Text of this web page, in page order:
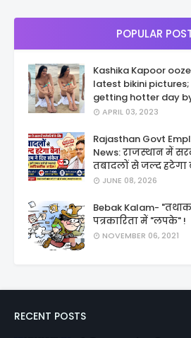
POPULAR
Kashika Kapoor
latest bikini
getting hotter day
APRIL 03, 2023
Rajasthan Govt
News: राजस्थान में
तबादलों से जल्द
JUNE 08, 2026
Bebak Kalam-
पत्रकारिता में "लपके" !
NOVEMBER 06, 2021
RECENT POSTS